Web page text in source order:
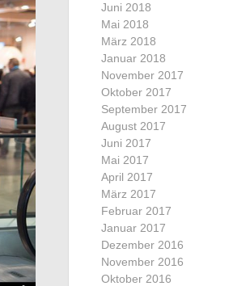
Juni 2018
Mai 2018
März 2018
Januar 2018
November 2017
Oktober 2017
September 2017
August 2017
Juni 2017
Mai 2017
April 2017
März 2017
Februar 2017
Januar 2017
Dezember 2016
November 2016
Oktober 2016